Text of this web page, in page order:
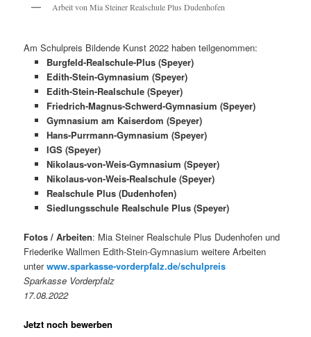
Arbeit von Mia Steiner Realschule Plus Dudenhofen
Am Schulpreis Bildende Kunst 2022 haben teilgenommen:
Burgfeld-Realschule-Plus (Speyer)
Edith-Stein-Gymnasium (Speyer)
Edith-Stein-Realschule (Speyer)
Friedrich-Magnus-Schwerd-Gymnasium (Speyer)
Gymnasium am Kaiserdom (Speyer)
Hans-Purrmann-Gymnasium (Speyer)
IGS (Speyer)
Nikolaus-von-Weis-Gymnasium (Speyer)
Nikolaus-von-Weis-Realschule (Speyer)
Realschule Plus (Dudenhofen)
Siedlungsschule Realschule Plus (Speyer)
Fotos / Arbeiten: Mia Steiner Realschule Plus Dudenhofen und
Friederike Wallmen Edith-Stein-Gymnasium weitere Arbeiten
unterwww.sparkasse-vorderpfalz.de/schulpreis
Sparkasse Vorderpfalz
17.08.2022
Jetzt noch bewerben